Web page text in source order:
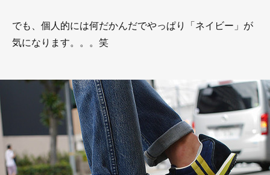
でも、個人的には何だかんだでやっぱり「ネイビー」が
気になります。。。笑